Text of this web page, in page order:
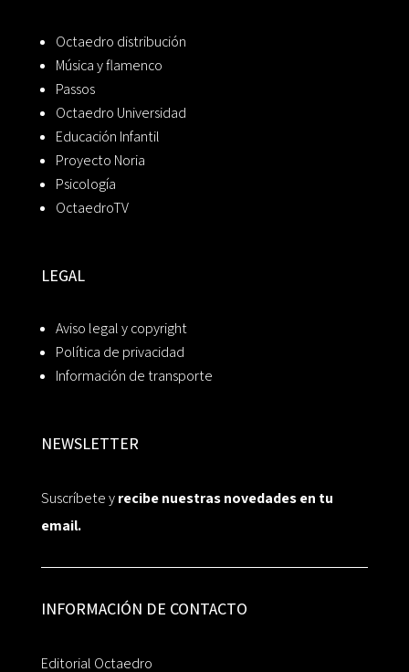
Octaedro distribución
Música y flamenco
Passos
Octaedro Universidad
Educación Infantil
Proyecto Noria
Psicología
OctaedroTV
LEGAL
Aviso legal y copyright
Política de privacidad
Información de transporte
NEWSLETTER
Suscríbete yrecibe nuestras novedades en tu
email.
INFORMACIÓN DE CONTACTO
Editorial Octaedro